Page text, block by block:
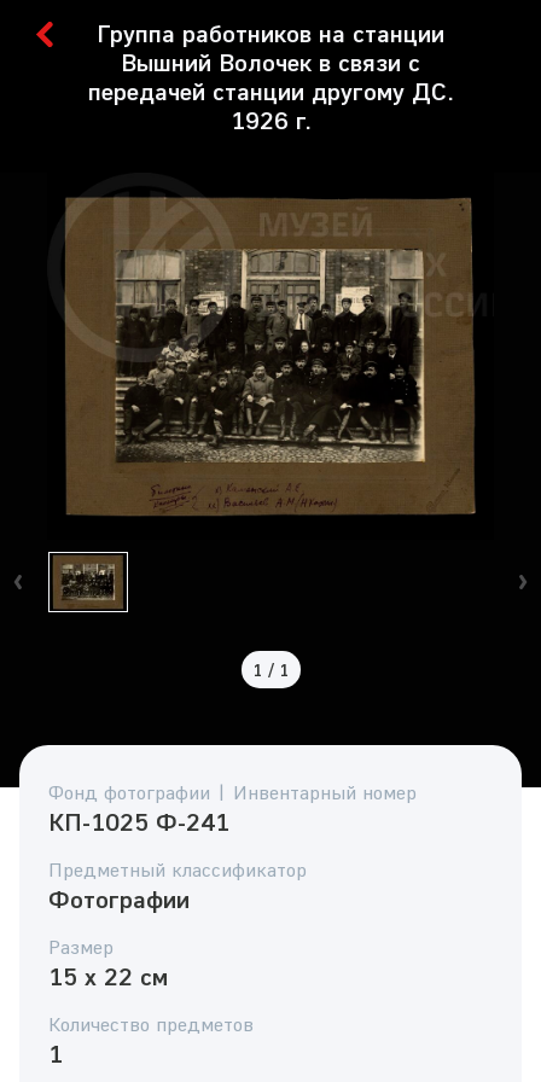
Группа работников на станции
Вышний Волочек в связи с
передачей станции другому ДС.
1926 г.
1 / 1
Фонд фотографии | Инвентарный номер
КП-1025 Ф-241
Предметный классификатор
Фотографии
Размер
15 x 22 см
Количество предметов
1